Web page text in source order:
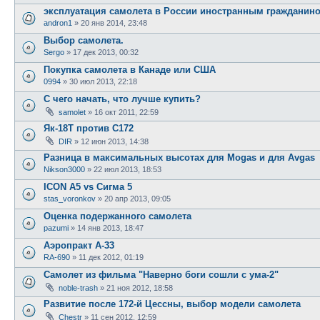
эксплуатация самолета в России иностранным
andron1 » 20 янв 2014, 23:48
Выбор самолета.
Sergo » 17 дек 2013, 00:32
Покупка самолета в Канаде или США
0994 » 30 июл 2013, 22:18
С чего начать, что лучше купить?
samolet » 16 окт 2011, 22:59
Як-18Т против C172
DIR » 12 июн 2013, 14:38
Разница в максимальных высотах для Mogas и для Avgas
Nikson3000 » 22 июл 2013, 18:53
ICON A5 vs Сигма 5
stas_voronkov » 20 апр 2013, 09:05
Оценка подержанного самолета
pazumi » 14 янв 2013, 18:47
Аэропракт А-33
RA-690 » 11 дек 2012, 01:19
Самолет из фильма "Наверно боги сошли с ума-2"
noble-trash » 21 ноя 2012, 18:58
Развитие после 172-й Цессны, выбор модели самолета
Chestr » 11 сен 2012, 12:59